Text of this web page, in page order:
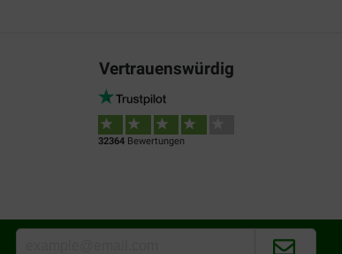
Translate to English
Vertrauenswürdig
32364Bewertungen